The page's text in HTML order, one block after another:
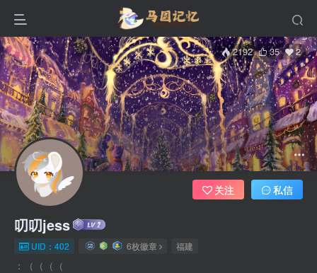
2192 35 2
叨叨jess
UID：402 6枚徽章 福建
：（（（（
关注 私信